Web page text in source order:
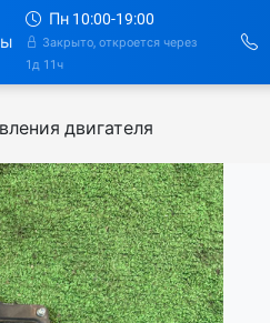
Пн 10:00-19:00
Закрыто, откроется через
1д 11ч
двигателя